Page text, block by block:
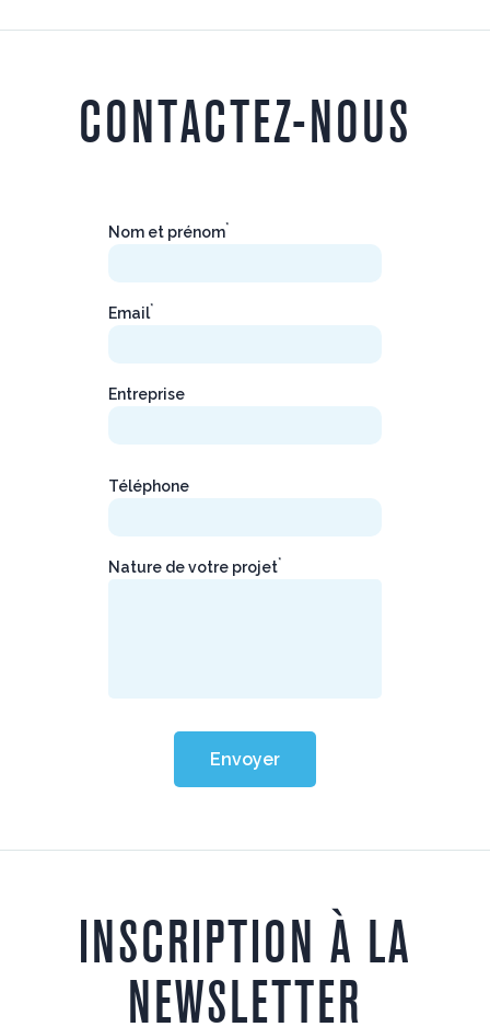
CONTACTEZ-NOUS
Nom et prénom*
Email*
Entreprise
Téléphone
Nature de votre projet*
Envoyer
INSCRIPTION À LA
NEWSLETTER